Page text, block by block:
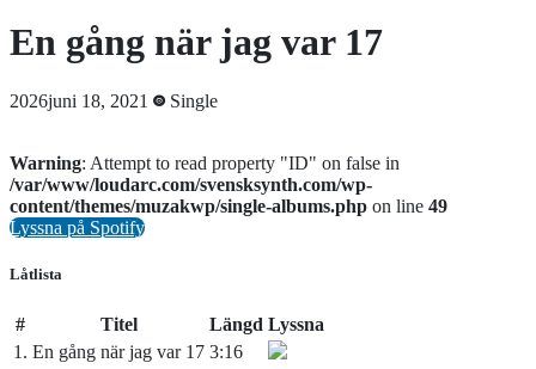
En gång när jag var 17
2026juni 18, 2021 Single
Warning: Attempt to read property "ID" on false in
/var/www/loudarc.com/svensksynth.com/wp-
content/themes/muzakwp/single-albums.php on line 49
Lyssna på Spotify
Låtlista
# Titel Längd Lyssna
1. En gång när jag var 17 3:16